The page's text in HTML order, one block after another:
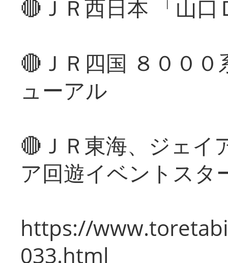
🔴ＪＲ西日本 「山
🔴ＪＲ四国 ８００
ューアル
🔴ＪＲ東海、ジェイ
ア回遊イベントスタ
https://
033.html